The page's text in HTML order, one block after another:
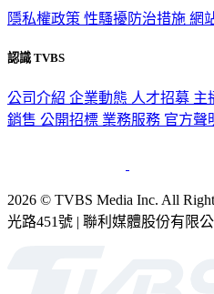
隱私權政策 性騷擾防治措施 網
認識 TVBS
公司介紹 企業動態 人才招募 主
銷售 公開招標 業務服務 官方聲
2026 © TVBS Media Inc. All
光路451號 | 聯利媒體股份有限